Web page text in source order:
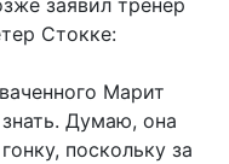
заявил тренер
Стокке:
Марит
Думаю, она
поскольку за